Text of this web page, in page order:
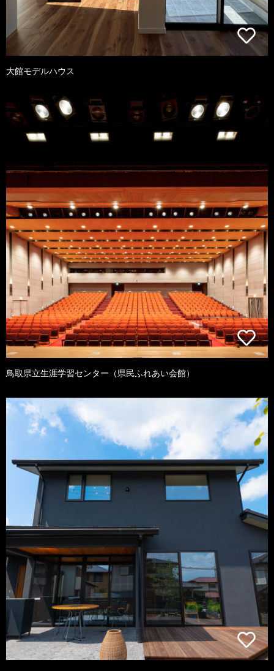
大館モデルハウス
鳥取県立生涯学習センター（県民ふれあい会館）